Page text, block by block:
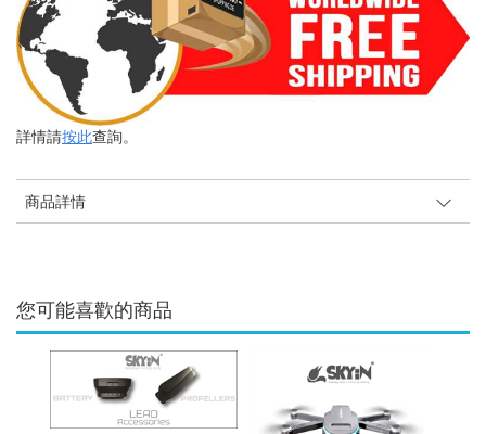
詳情請按此查詢。
商品詳情
您可能喜歡的商品